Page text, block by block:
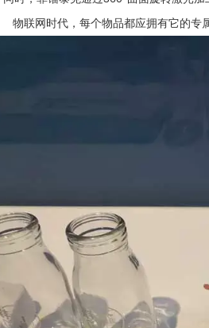
物联网时代，每个物品都应拥有它的专